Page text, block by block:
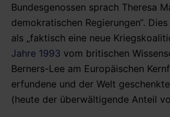
Bundesgenossen sprach Theresa
demokratischen Regierungen“.
als „faktisch eine neue
Jahre 1993 vom britischen
Berners-Lee am Europäischen
erfundene und der Welt
(heute der überwältigende Anteil